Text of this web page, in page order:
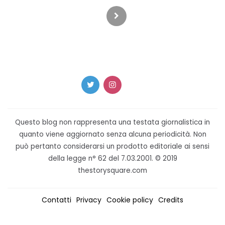
Questo blog non rappresenta una testata giornalistica in
quanto viene aggiornato senza alcuna periodicità. Non
può pertanto considerarsi un prodotto editoriale ai sensi
della legge n° 62 del 7.03.2001. © 2019
thestorysquare.com
Contatti Privacy Cookie policy Credits